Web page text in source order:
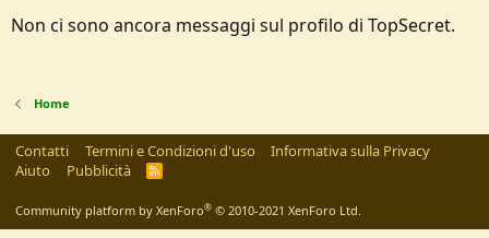
Non ci sono ancora messaggi sul profilo di TopSecret.
Home
Contatti Termini e Condizioni d'uso
Informativa sulla Privacy
Aiuto
Pubblicità
R
Community platform by XenForo® © 2010-2021 XenForo Ltd.